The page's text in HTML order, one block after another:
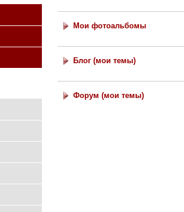
Мои фотоальбомы
Блог (мои темы)
Форум (мои темы)